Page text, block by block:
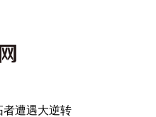
遭遇大逆转